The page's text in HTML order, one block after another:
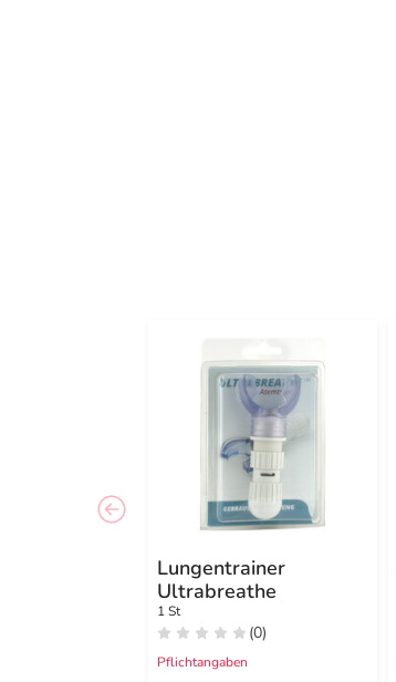
Lungentrainer
Ultrabreathe
1 St
(0)
Pflichtangaben